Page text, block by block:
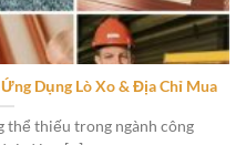
Dụng Lò Xo & Địa Chỉ Mua
thể thiếu trong ngành công